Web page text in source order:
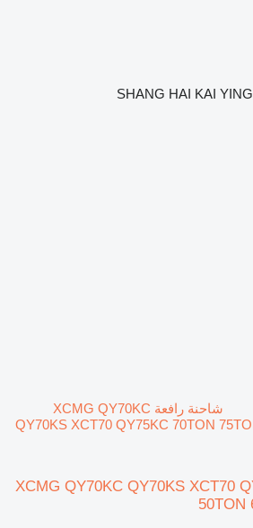
SHANG HAI KAI
شاحنة رافعة XCMG QY70KC
QY70KS XCT70 QY75KC 70TON
XCMG QY70KC QY70KS XCT70
50TON